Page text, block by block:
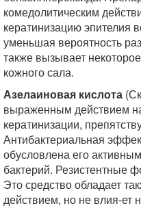
комедолитическим
кератинизацию эпителия
уменьшая вероятность
также вызывает
кожного сала.
Азелаиновая кислота
выраженным действием
кератинизации,
Антибактериальная
обусловлена его
бактерий. Резистентные
Это средство обладает
действием, но не влия-ет